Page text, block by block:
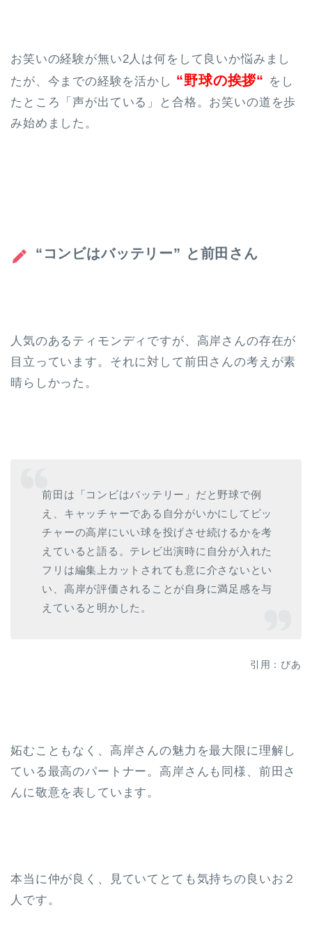
お笑いの経験が無い2人は何をして良いか悩みまし
たが、 今までの経験を活かし “野球の挨拶“ を し
たところ「声が出ている」と合格。お笑いの道を歩
み始めました。
“コンビはバッテリー” と前田さん
人気のあるティモンディですが、高岸さんの存在が
目立っています。それに対して前田さんの考えが素
晴らしかった。
前田は「コンビはバッテリー」だと野球で例
え、キャッチャーである自分がいかにしてピッ
チャーの高岸にいい球を投げさせ続けるかを考
えていると語る。テレビ出演時に自分が入れた
フリは編集上カットされても意に介さないとい
い、高岸が評価されることが自身に満足感を与
えていると明かした。
引用：ぴあ
妬むこともなく、高岸さんの魅力を最大限に理解し
ている最高のパートナー。高岸さんも同様、前田さ
んに敬意を表しています。
本当に仲が良く、見ていてとても気持ちの良いお２
人です。